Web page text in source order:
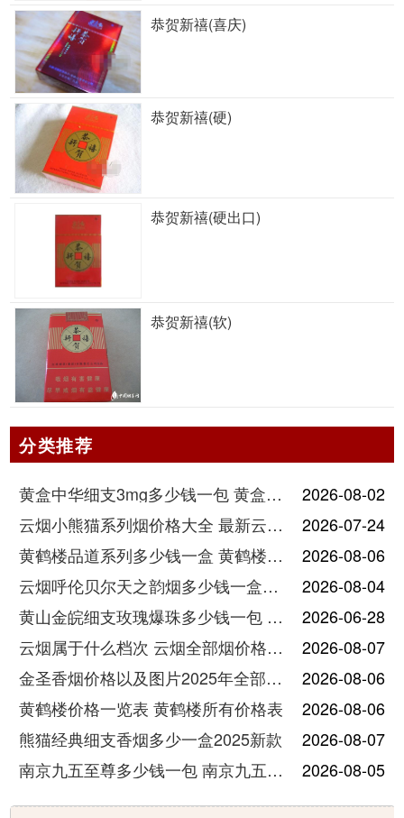
恭贺新禧(喜庆)
恭贺新禧(硬)
恭贺新禧(硬出口)
恭贺新禧(软)
分类推荐
黄盒中华细支3mg多少钱一包 黄盒中华细支3mg香烟价格查询
2026-08-02
云烟小熊猫系列烟价格大全 最新云烟小熊猫图片报价
2026-07-24
黄鹤楼品道系列多少钱一盒 黄鹤楼品道系列香烟价格表图片
2026-08-06
云烟呼伦贝尔天之韵烟多少钱一盒中支价格
2026-08-04
黄山金皖细支玫瑰爆珠多少钱一包 黄山金皖细支玫瑰爆珠2025最新价格
2026-06-28
云烟属于什么档次 云烟全部烟价格表大全
2026-08-07
金圣香烟价格以及图片2025年全部价格
2026-08-06
黄鹤楼价格一览表 黄鹤楼所有价格表
2026-08-06
熊猫经典细支香烟多少一盒2025新款
2026-08-07
南京九五至尊多少钱一包 南京九五至尊价格及图片
2026-08-05